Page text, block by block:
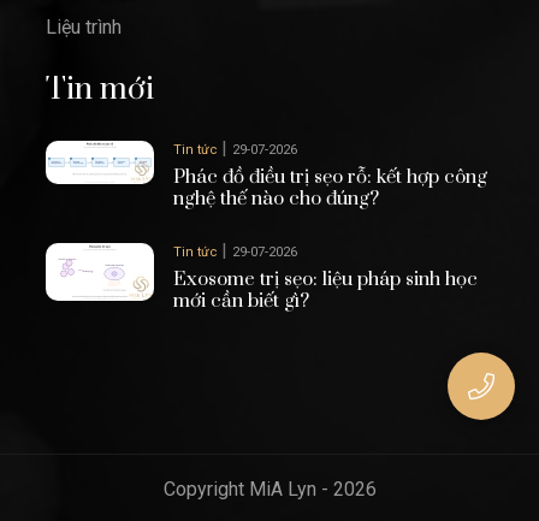
Liệu trình
Tin mới
Tin tức | 29-07-2026
Phác đồ điều trị sẹo rỗ: kết hợp công
nghệ thế nào cho đúng?
Tin tức | 29-07-2026
Exosome trị sẹo: liệu pháp sinh học
mới cần biết gì?
Copyright MiA Lyn - 2026